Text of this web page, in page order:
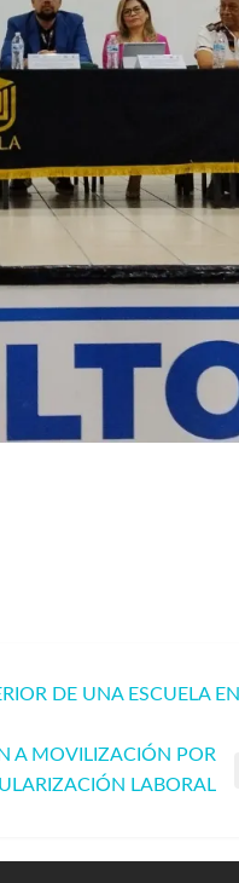
DE UNA ESCUELA EN
A MOVILIZACIÓN POR
LABORAL